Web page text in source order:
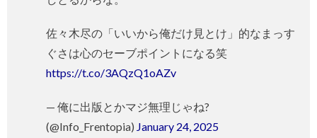
佐々木尽の「いいから俺だけ見とけ」的なまっす
ぐさは心のセーブポイントになる笑
https://t.co/3AQzQ1oAZv
— 俺に出版とかマジ無理じゃね?
(@Info_Frentopia) January 24, 2025